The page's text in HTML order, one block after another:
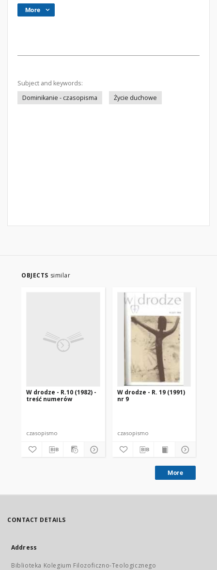
More
Subject and keywords:
Dominikanie - czasopisma
Życie duchowe
OBJECTS similar
W drodze - R.10 (1982) -
treść numerów
czasopismo
W drodze - R. 19 (1991)
nr 9
czasopismo
More
CONTACT DETAILS
Address
Biblioteka Kolegium Filozoficzno-Teologicznego